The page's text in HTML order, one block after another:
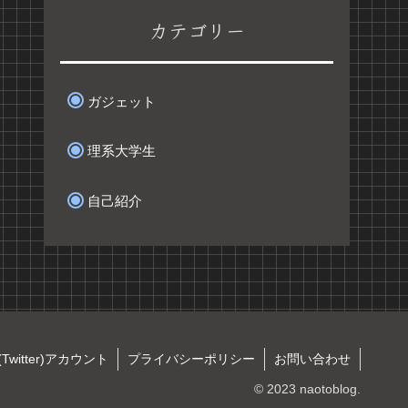
カテゴリー
ガジェット
理系大学生
自己紹介
アカウント プライバシーポリシー お問い合わせ
© 2023 naotoblog.